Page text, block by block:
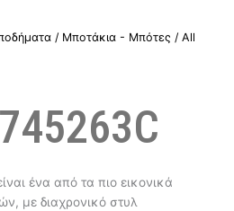
/ Μποτάκια - Μπότες / All
ένα από τα πιο εικονικά
με διαχρονικό στυλ